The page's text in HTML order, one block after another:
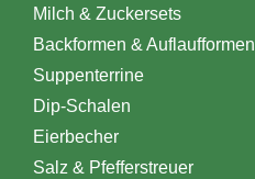
Milch & Zuckersets
Backformen & Auflaufformen
Suppenterrine
Dip-Schalen
Eierbecher
Salz & Pfefferstreuer